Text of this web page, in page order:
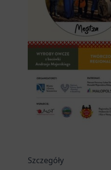
Szczegóły